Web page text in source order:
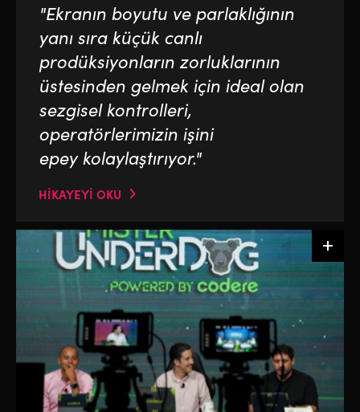
"Ekranın boyutu ve parlaklığının
yanı sıra küçük canlı
prodüksiyonların zorluklarının
üstesinden gelmek için ideal olan
sezgisel kontrolleri,
operatörlerimizin işini
epey kolaylaştırıyor."
HİKAYEYİ OKU